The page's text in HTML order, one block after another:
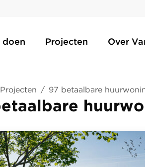
doen Projecten Over
Projecten / 97 betaalbare